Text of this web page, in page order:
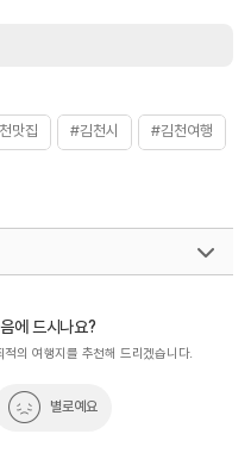
맛집 #김천시 #김천여행
에 드시나요?
의 여행지를 추천해 드리겠습니다.
별로예요